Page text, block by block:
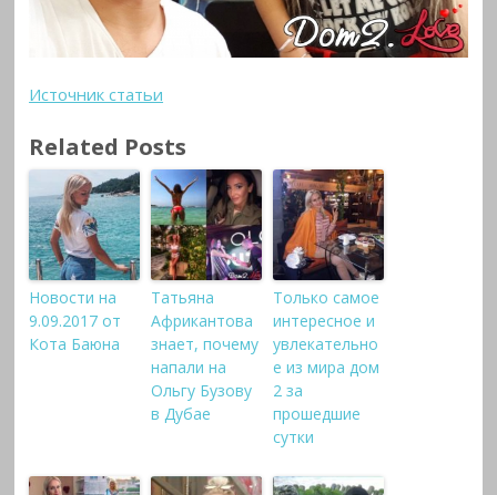
Источник статьи
Related Posts
Новости на
9.09.2017 от
Кота Баюна
Татьяна
Африкантова
знает, почему
напали на
Ольгу Бузову
в Дубае
Только самое
интересное и
увлекательно
е из мира дом
2 за
прошедшие
сутки